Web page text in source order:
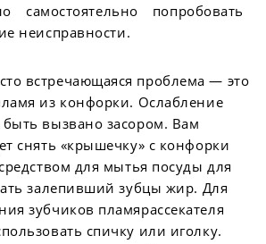
самостоятельно попробовать
неисправности.
встречающаяся проблема — это
из конфорки. Ослабление
вызвано засором. Вам
снять «крышечку» с конфорки
для мытья посуды для
залепивший зубцы жир. Для
зубчиков пламярассекателя
спичку или иголку.